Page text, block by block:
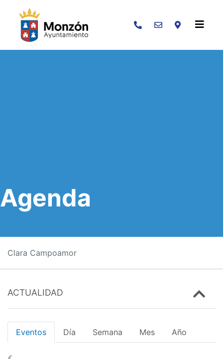
Buscar
Agenda
Clara Campoamor
ACTUALIDAD
Eventos Día Semana Mes Año